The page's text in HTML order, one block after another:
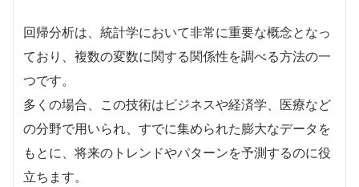
回帰分析は、統計学において非常に重要な概念となっ
ており、複数の変数に関する関係性を調べる方法の一
つです。
多くの場合、この技術はビジネスや経済学、医療など
の分野で用いられ、すでに集められた膨大なデータを
もとに、将来のトレンドやパターンを予測するのに役
立ちます。